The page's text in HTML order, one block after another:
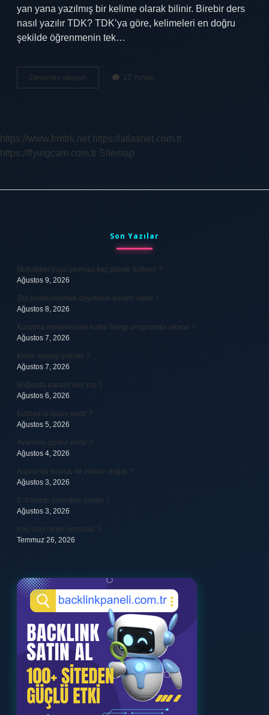
yan yana yazılmış bir kelime olarak bilinir. Birebir ders
nasıl yazılır TDK? TDK’ya göre, kelimeleri en doğru
şekilde öğrenmenin tek…
Devamını okuyun
Nasıl
12 Yorum
https://www.frmtrk.net https://atlasnet.com.tr
https://flyingcam.com.tr Sitemap
Son Yazılar
Muhabbet kuşu yavrusu kaç günde tüylenir ?
Ağustos 9, 2026
Toz kondurmamak deyiminin anlamı nedir ?
Ağustos 8, 2026
Kurutma makinesinde kotlar hangi programda yıkanır ?
Ağustos 7, 2026
Kimin averajı yüksek ?
Ağustos 7, 2026
Boğazda parazit olur mu ?
Ağustos 6, 2026
Kubbet-ül-İslam nedir ?
Ağustos 5, 2026
Avarların görevi nedir ?
Ağustos 4, 2026
Adana’da kuyruk ne zaman doğar ?
Ağustos 3, 2026
5. Kolordu komutanı kimdir ?
Ağustos 3, 2026
Koç başı neyin sembolü ?
Temmuz 26, 2026